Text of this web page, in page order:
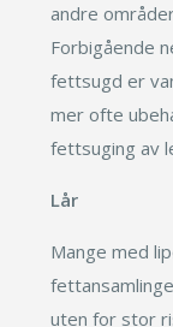
andre
Forbigående
fettsugd er
mer ofte
fettsuging av
Lår
Mange med
uten for stor